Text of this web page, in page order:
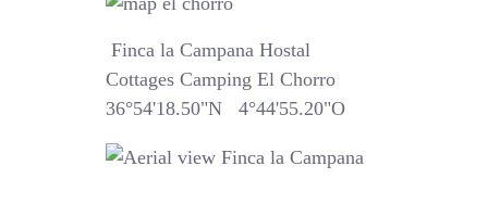
Finca la Campana Hostal
Cottages Camping El Chorro
36°54'18.50"N 4°44'55.20"O